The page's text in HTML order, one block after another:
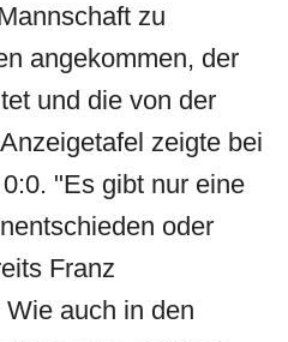
zu
angekommen, der
und die von der
zeigte bei
"Es gibt nur eine
oder
Franz
auch in den